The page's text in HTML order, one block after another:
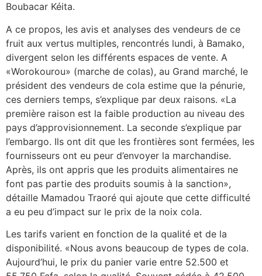
Boubacar Kéita.
A ce propos, les avis et analyses des vendeurs de ce
fruit aux vertus multiples, rencontrés lundi, à Bamako,
divergent selon les différents espaces de vente. A
«Worokourou» (marche de colas), au Grand marché, le
président des vendeurs de cola estime que la pénurie,
ces derniers temps, s’explique par deux raisons. «La
première raison est la faible production au niveau des
pays d’approvisionnement. La seconde s’explique par
l’embargo. Ils ont dit que les frontières sont fermées, les
fournisseurs ont eu peur d’envoyer la marchandise.
Après, ils ont appris que les produits alimentaires ne
font pas partie des produits soumis à la sanction»,
détaille Mamadou Traoré qui ajoute que cette difficulté
a eu peu d’impact sur le prix de la noix cola.
Les tarifs varient en fonction de la qualité et de la
disponibilité. «Nous avons beaucoup de types de cola.
Aujourd’hui, le prix du panier varie entre 52.500 et